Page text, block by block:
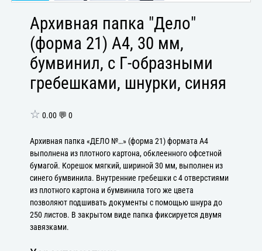
Архивная папка "Дело"
(форма 21) А4, 30 мм,
бумвинил, с Г-образными
гребешками, шнурки, синяя
☆ 0.00 💬 0
Архивная папка «ДЕЛО №…» (форма 21) формата А4
выполнена из плотного картона, обклеенного офсетной
бумагой. Корешок мягкий, шириной 30 мм, выполнен из
синего бумвинила. Внутренние гребешки с 4 отверстиями
из плотного картона и бумвинила того же цвета
позволяют подшивать документы с помощью шнура до
250 листов. В закрытом виде папка фиксируется двумя
завязками.